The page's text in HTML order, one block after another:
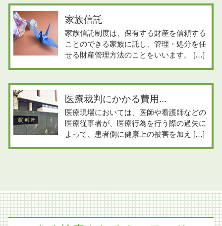
家族信託
家族信託制度は、保有する財産を信頼する
ことのできる家族に託し、管理・処分を任
せる財産管理方法のことをいいます。 […]
医療裁判にかかる費用...
医療現場においては、医師や看護師などの
医療従事者が、医療行為を行う際の過失に
よって、患者側に健康上の被害を加え […]